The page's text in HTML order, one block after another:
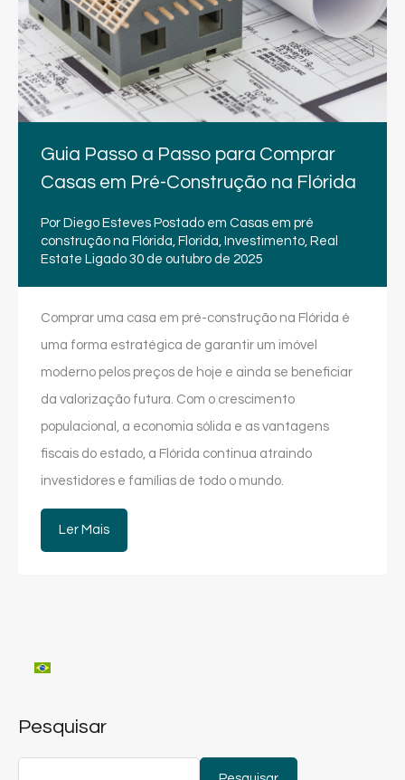
Guia Passo a Passo para Comprar
Casas em Pré-Construção na Flórida
Por Diego Esteves Postado em Casas em pré
construção na Flórida, Florida, Investimento, Real
Estate Ligado 30 de outubro de 2025
Comprar uma casa em pré-construção na Flórida é
uma forma estratégica de garantir um imóvel
moderno pelos preços de hoje e ainda se beneficiar
da valorização futura. Com o crescimento
populacional, a economia sólida e as vantagens
fiscais do estado, a Flórida continua atraindo
investidores e famílias de todo o mundo.
Ler Mais
Pesquisar